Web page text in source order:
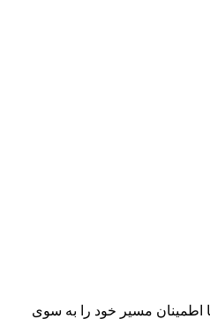
اطمینان مسیر خود را به سوی